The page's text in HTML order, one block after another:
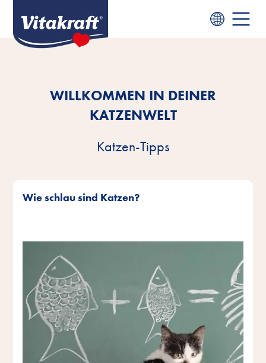
WILLKOMMEN IN DEINER
KATZENWELT
Katzen-Tipps
Wie schlau sind Katzen?